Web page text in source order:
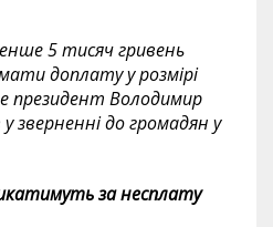
5 тисяч гривень
доплату у розмірі
президент Володимир
зверненні до громадян у
за несплату